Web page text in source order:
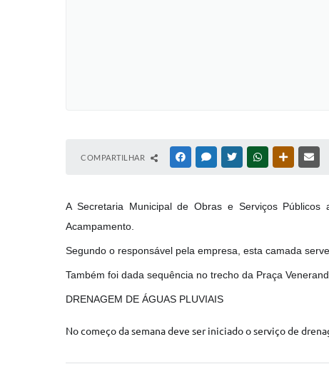
COMPARTILHAR FACEBOOKMESSENGER
TWITTERWHATSAPPOUTRAS
A Secretaria Municipal de Obras e Serviços
Acampamento.
Segundo o responsável pela empresa, esta camada
Também foi dada sequência no trecho da Praça
DRENAGEM DE ÁGUAS PLUVIAIS
No começo da semana deve ser iniciado o serviço de